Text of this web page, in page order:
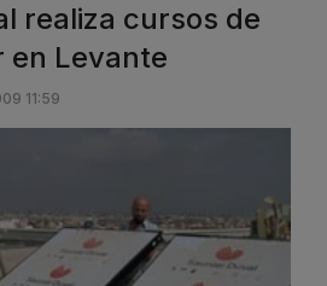
realiza cursos de
en Levante
11:59